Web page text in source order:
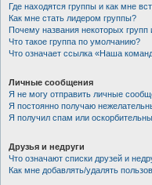
Где находятся группы и как мне
Как мне стать лидером группы?
Почему названия некоторых
Что такое группа по умолчанию?
Что означает ссылка «Наша
Личные сообщения
Я не могу отправить личные
Я постоянно получаю
Я получил спам или
Друзья и недруги
Что означают списки друзей и
Как мне добавлять/удалять